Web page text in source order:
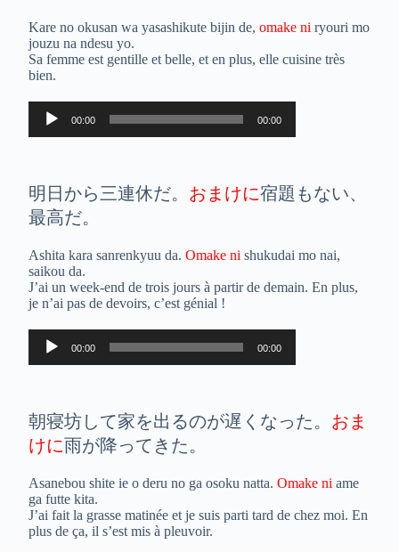
Kare no okusan wa yasashikute bijin de,omake ni ryouri mo
jouzu na ndesu yo.
Sa femme est gentille et belle, et en plus, elle cuisine très
bien.
Lecteur
audio
00:00 00:00
明日から三連休だ。 おまけに宿題もない、
最高だ。
Ashita kara sanrenkyuu da.Omake ni shukudai mo nai,
saikou da.
J’ai un week-end de trois jours à partir de demain. En plus,
je n’ai pas de devoirs, c’est génial !
Lecteur
audio
00:00 00:00
朝寝坊して家を出るのが遅くなった。 おま
けに雨が降ってきた。
Asanebou shite ie o deru no ga osoku natta.Omake ni ame
ga futte kita.
J’ai fait la grasse matinée et je suis parti tard de chez moi. En
plus de ça, il s’est mis à pleuvoir.